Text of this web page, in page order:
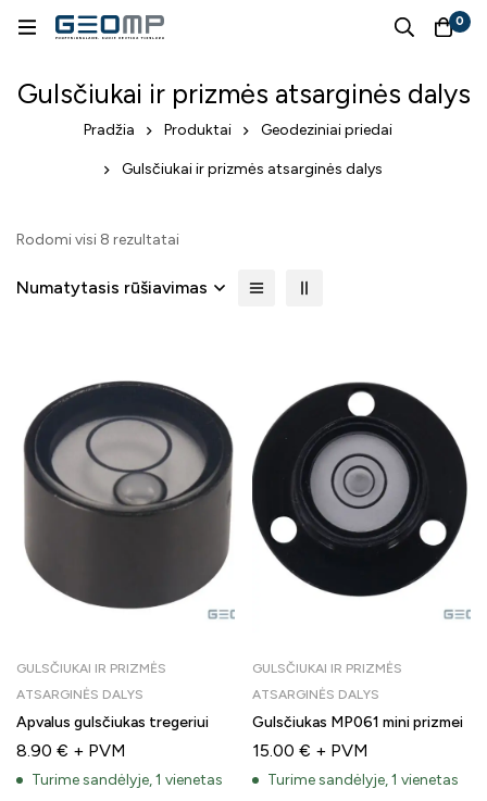
0
Gulsčiukai ir prizmės atsarginės dalys
Pradžia Produktai Geodeziniai priedai
Gulsčiukai ir prizmės atsarginės dalys
Rodomi visi 8 rezultatai
Numatytasis rūšiavimas
GULSČIUKAI IR PRIZMĖS
ATSARGINĖS DALYS
Apvalus gulsčiukas tregeriui
8.90 € + PVM
Turime sandėlyje, 1 vienetas
GULSČIUKAI IR PRIZMĖS
ATSARGINĖS DALYS
Gulsčiukas MP061 mini prizmei
15.00 € + PVM
Turime sandėlyje, 1 vienetas